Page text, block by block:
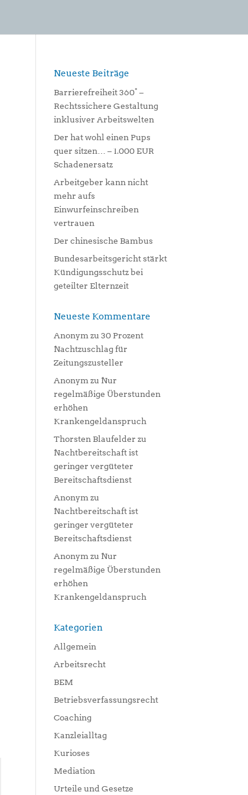
Neueste Beiträge
Barrierefreiheit 360° –
Rechtssichere Gestaltung
inklusiver Arbeitswelten
Der hat wohl einen Pups
quer sitzen… – 1.000 EUR
Schadenersatz
Arbeitgeber kann nicht
mehr aufs
Einwurfeinschreiben
vertrauen
Der chinesische Bambus
Bundesarbeitsgericht stärkt
Kündigungsschutz bei
geteilter Elternzeit
Neueste Kommentare
Anonym zu30 Prozent
Nachtzuschlag für
Zeitungszusteller
Anonym zu Nur
regelmäßige Überstunden
erhöhen
Krankengeldanspruch
Thorsten Blaufelder zu
Nachtbereitschaft ist
geringer vergüteter
Bereitschaftsdienst
Anonym zu
Nachtbereitschaft ist
geringer vergüteter
Bereitschaftsdienst
Anonym zu Nur
regelmäßige Überstunden
erhöhen
Krankengeldanspruch
Kategorien
Allgemein
Arbeitsrecht
BEM
Betriebsverfassungsrecht
Coaching
Kanzleialltag
Kurioses
Mediation
Urteile und Gesetze